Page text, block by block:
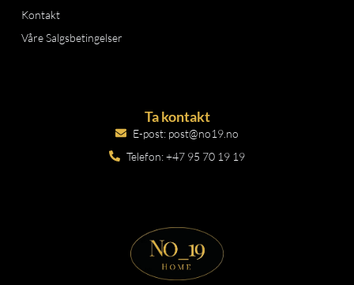
Kontakt
Våre Salgsbetingelser
Ta kontakt
E-post: post@no19.no
Telefon: +47 95 70 19 19